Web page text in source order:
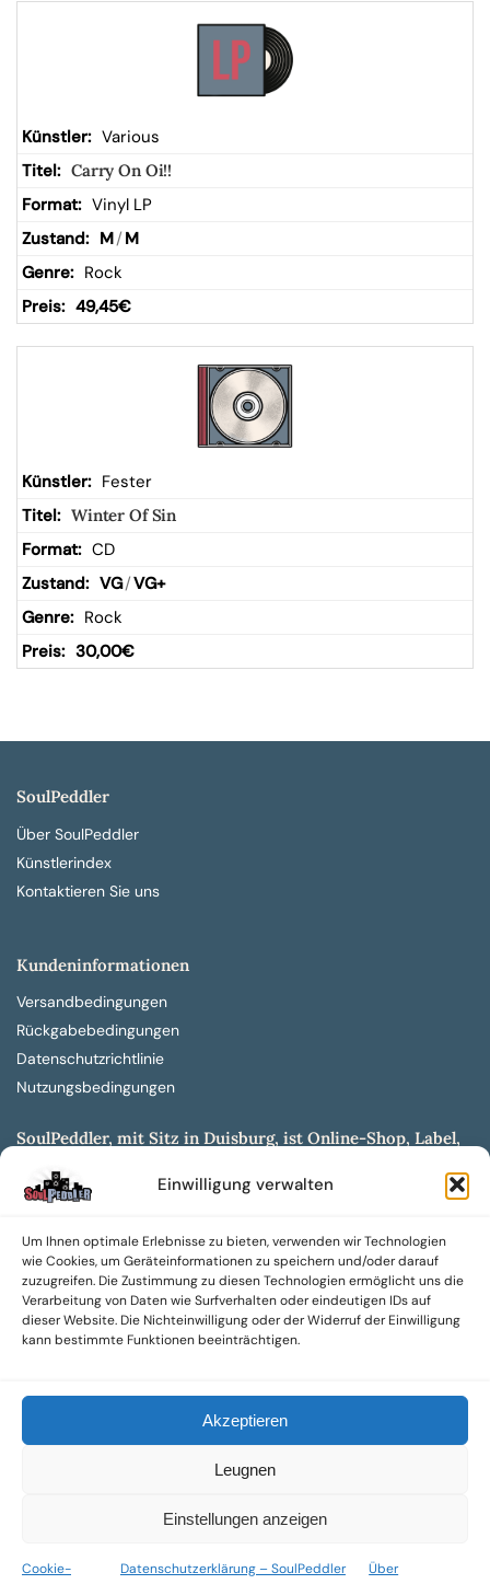
Einwilligung verwalten
Um Ihnen optimale Erlebnisse zu bieten, verwenden wir Technologien
wie Cookies, um Geräteinformationen zu speichern und/oder darauf
zuzugreifen. Die Zustimmung zu diesen Technologien ermöglicht uns die
Verarbeitung von Daten wie Surfverhalten oder eindeutigen IDs auf
dieser Website. Die Nichteinwilligung oder der Widerruf der Einwilligung
kann bestimmte Funktionen beeinträchtigen.
Akzeptieren
Leugnen
Einstellungen anzeigen
Cookie- Datenschutzerklärung – SoulPeddler Über
Various
Carry On Oi!!
Vinyl LP
M/ M
Rock
49,45€
Fester
Winter Of Sin
CD
VG/VG+
Rock
30,00€
SoulPeddler
Über SoulPeddler
Künstlerindex
Kontaktieren Sie uns
Kundeninformationen
Versandbedingungen
Rückgabebedingungen
Datenschutzrichtlinie
Nutzungsbedingungen
SoulPeddler, mit Sitz in Duisburg, ist Online-Shop, Label,
entwickelt aus dem SoulPeddler Vinyl-Presswerk und
unserer Online-Gig-Plattform.
Wir bieten eine breite Auswahl an sowohl hochgradig
sammelwürdigen als auch Mainstream-Titeln und -Formaten auf
Vinyl, CD und weiteren Medien.
Sowohl neue als auch gebrauchte, nach Zustand bewertete
Wir setzen uns leidenschaftlich für unabhängige Künstler und
Labels ein und bieten hochwertige, maßgeschneiderte Lösungen
aus über 30 Jahren Erfahrung in der Musikindustrie.
SoulPeddler Mailorder, Records & Vinyl Production – DUBOX –
Nettirock – Nice Guy Records – MOVA Museum of Vinyl Arts
© 2025 SoulPeddler GmbH®